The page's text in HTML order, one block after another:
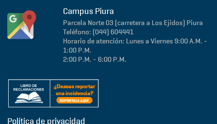
Campus Piura
Parcela Norte 03 (carretera a Los Ejidos) Piura
Teléfono: (044) 604441
Horario de atención: Lunes a Viernes 9:00 A.M. -
1:00 P.M.
2:00 P.M. - 6:00 P.M.
Política de privacidad